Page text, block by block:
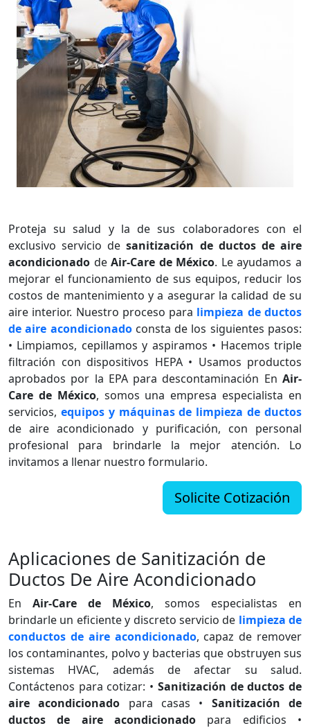
Proteja su salud y la de sus colaboradores con el
exclusivo servicio desanitización de ductos de aire
acondicionado deAir-Care de México. Le ayudamos a
mejorar el funcionamiento de sus equipos, reducir los
costos de mantenimiento y a asegurar la calidad de su
aire interior. Nuestro proceso para limpieza de ductos
de aire acondicionadoconsta de los siguientes pasos:
• Limpiamos, cepillamos y aspiramos • Hacemos triple
filtración con dispositivos HEPA • Usamos productos
aprobados por la EPA para descontaminación En Air-
Care de México, somos una empresa especialista en
servicios, equipos y máquinas de limpieza de ductos
de aire acondicionado y purificación, con personal
profesional para brindarle la mejor atención. Lo
invitamos a llenar nuestro formulario.
Solicite Cotización
Aplicaciones de Sanitización de
Ductos De Aire Acondicionado
En Air-Care de México, somos especialistas en
brindarle un eficiente y discreto servicio de limpieza de
conductos de aire acondicionado, capaz de remover
los contaminantes, polvo y bacterias que obstruyen sus
sistemas HVAC, además de afectar su salud.
Contáctenos para cotizar: • Sanitización de ductos de
aire acondicionado para casas • Sanitización de
ductos de aire acondicionado para edificios •